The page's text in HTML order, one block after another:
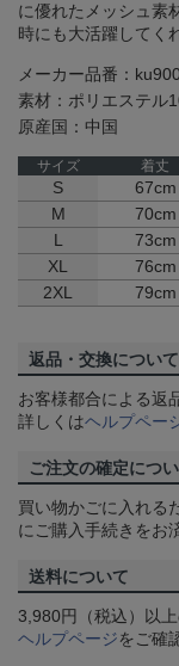
に優れたメッシュ素
時にも大活躍してく
メーカー品番：
素材：ポリエステル
原産国：中国
サイズ 着丈
S 67cm
M
70cm
L
73cm
XL
76cm
2XL
79cm
返品・交換について
お客様都合による返
詳しくはヘルプペー
ご注文の確定につ
買い物かごに入れる
にご購入手続きをお
送料について
3,980円（税込）以
ヘルプページをご確